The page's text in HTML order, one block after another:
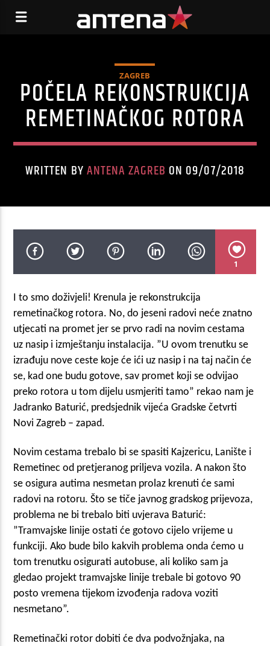
ZAGREB
POČELA REKONSTRUKCIJA
REMETINAČKOG ROTORA
WRITTEN BYANTENA ZAGREB ON 09/07/2018
1
I to smo doživjeli! Krenula je rekonstrukcija
remetinačkog rotora. No, do jeseni radovi neće znatno
utjecati na promet jer se prvo radi na novim cestama
uz nasip i izmještanju instalacija. ”U ovom trenutku se
izrađuju nove ceste koje će ići uz nasip i na taj način će
se, kad one budu gotove, sav promet koji se odvijao
preko rotora u tom dijelu usmjeriti tamo” rekao nam je
Jadranko Baturić, predsjednik vijeća Gradske četvrti
Novi Zagreb – zapad.
Novim cestama trebalo bi se spasiti Kajzericu, Lanište i
Remetinec od pretjeranog priljeva vozila. A nakon što
se osigura autima nesmetan prolaz krenuti će sami
radovi na rotoru. Što se tiče javnog gradskog prijevoza,
problema ne bi trebalo biti uvjerava Baturić:
”Tramvajske linije ostati će gotovo cijelo vrijeme u
funkciji. Ako bude bilo kakvih problema onda ćemo u
tom trenutku osigurati autobuse, ali koliko sam ja
gledao projekt tramvajske linije trebale bi gotovo 90
posto vremena tijekom izvođenja radova voziti
nesmetano”.
Remetinački rotor dobiti će dva podvožnjaka, na